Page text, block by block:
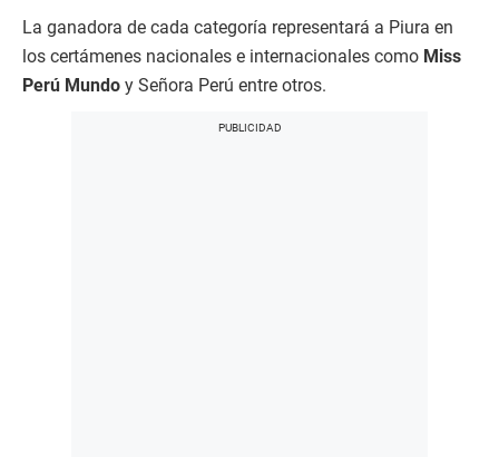
La ganadora de cada categoría representará a Piura en
los certámenes nacionales e internacionales como Miss
Perú Mundo y Señora Perú entre otros.